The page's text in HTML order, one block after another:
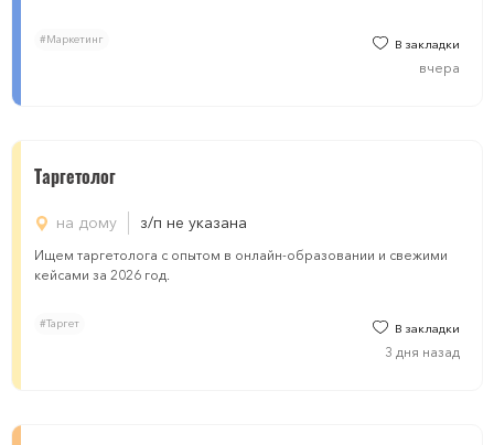
#Маркетинг В закладки
вчера
Таргетолог
на дому з/п не указана
Ищем таргетолога с опытом в онлайн-образовании и свежими
кейсами за 2026 год.
#Таргет В закладки
3 дня назад